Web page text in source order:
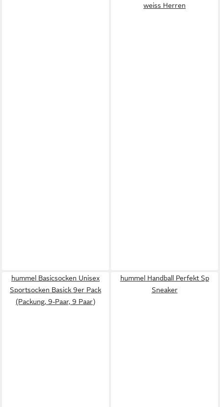
weiss Herren
hummel Basicsocken Unisex
Sportsocken Basick 9er Pack
(Packung, 9-Paar, 9 Paar)
hummel Handball Perfekt Sp
Sneaker